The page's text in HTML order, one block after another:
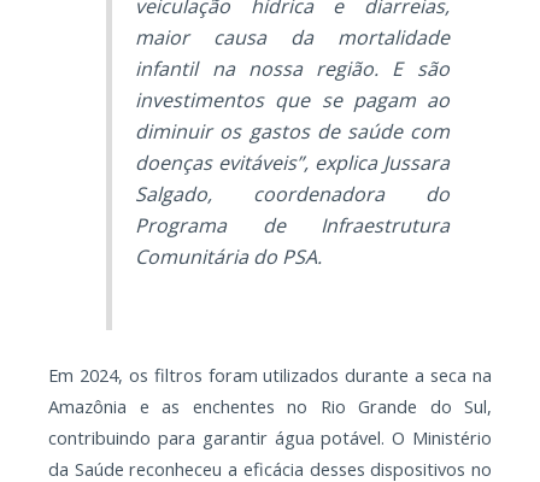
veiculação hídrica e diarreias,
maior causa da mortalidade
infantil na nossa região. E são
investimentos que se pagam ao
diminuir os gastos de saúde com
doenças evitáveis”, explica Jussara
Salgado, coordenadora do
Programa de Infraestrutura
Comunitária do PSA.
Em 2024, os filtros foram utilizados durante a seca na
Amazônia e as enchentes no Rio Grande do Sul,
contribuindo para garantir água potável. O Ministério
da Saúde reconheceu a eficácia desses dispositivos no